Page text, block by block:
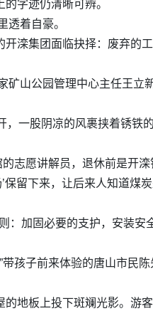
字迹仍清晰可辨。
透着自豪。
滦集团面临抉择：废弃的
矿山公园管理中心主任王立
，一股阴凉的风裹挟着锈
志愿讲解员，退休前是开
留下来，让后来人知道煤
：加固必要的支护，安装
孩子前来体验的唐山市民
地板上投下斑斓光影。游